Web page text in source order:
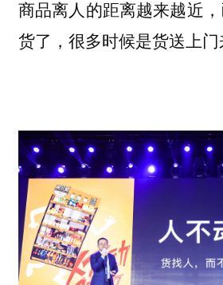
商品离人的距离越来越近
货了，很多时候是货送上门